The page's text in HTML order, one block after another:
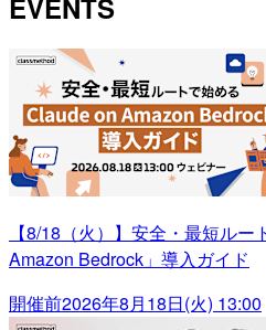
EVENTS
【8/18（火）】安全・最短ル
Amazon Bedrock」導入ガイド
開催前2026年8月18日(火) 13:00